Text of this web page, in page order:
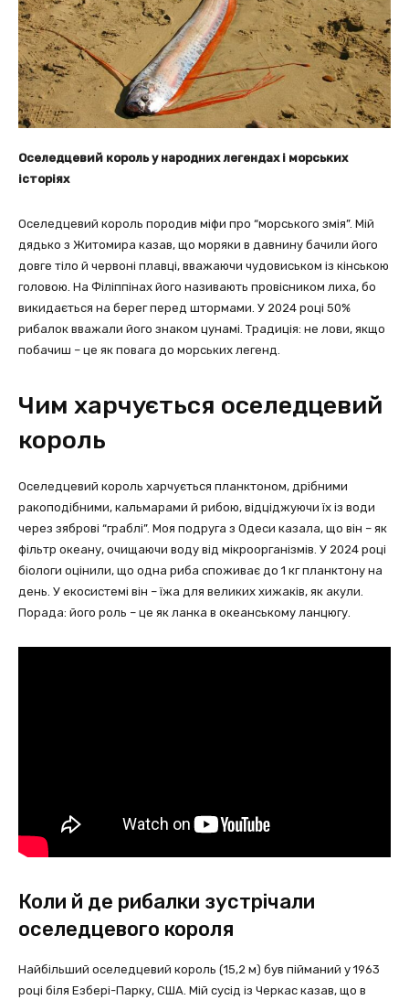
Оселедцевий король у народних легендах і морських
історіях
Оселедцевий король породив міфи про “морського змія”. Мій
дядько з Житомира казав, що моряки в давнину бачили його
довге тіло й червоні плавці, вважаючи чудовиськом із кінською
головою. На Філіппінах його називають провісником лиха, бо
викидається на берег перед штормами. У 2024 році 50%
рибалок вважали його знаком цунамі. Традиція: не лови, якщо
побачиш – це як повага до морських легенд.
Чим харчується оселедцевий
король
Оселедцевий король харчується планктоном, дрібними
ракоподібними, кальмарами й рибою, відціджуючи їх із води
через зяброві “граблі”. Моя подруга з Одеси казала, що він – як
фільтр океану, очищаючи воду від мікроорганізмів. У 2024 році
біологи оцінили, що одна риба споживає до 1 кг планктону на
день. У екосистемі він – їжа для великих хижаків, як акули.
Порада: його роль – це як ланка в океанському ланцюгу.
Коли й де рибалки зустрічали
оселедцевого короля
Найбільший оселедцевий король (15,2 м) був пійманий у 1963
році біля Езбері-Парку, США. Мій сусід із Черкас казав, що в